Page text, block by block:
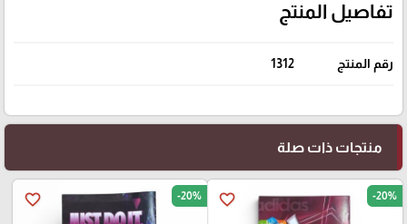
تفاصيل المنتج
رقم المنتج 1312
منتجات ذات صلة
favorite_border -20%
favorite_border -20%